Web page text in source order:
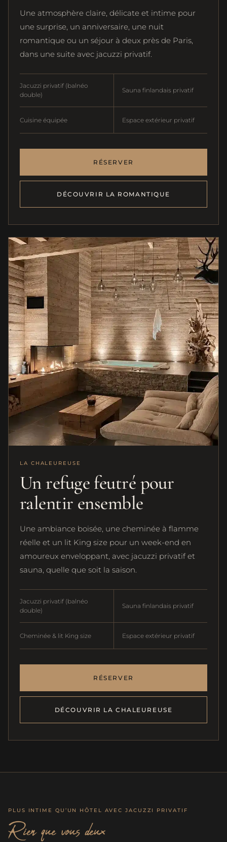
Une atmosphère claire, délicate et intime pour
une surprise, un anniversaire, une nuit
romantique ou un séjour à deux près de Paris,
dans une suite avec jacuzzi privatif.
Jacuzzi privatif (balnéo
double)
Sauna finlandais privatif
Cuisine équipée Espace extérieur privatif
RÉSERVER
DÉCOUVRIR LA ROMANTIQUE
LA CHALEUREUSE
Un refuge feutré pour
ralentir ensemble
Une ambiance boisée, une cheminée à flamme
réelle et un lit King size pour un week-end en
amoureux enveloppant, avec jacuzzi privatif et
sauna, quelle que soit la saison.
Jacuzzi privatif (balnéo
double)
Sauna finlandais privatif
Cheminée & lit King size Espace extérieur privatif
RÉSERVER
DÉCOUVRIR LA CHALEUREUSE
PLUS INTIME QU’UN HÔTEL AVEC JACUZZI PRIVATIF
Rien que vous deux